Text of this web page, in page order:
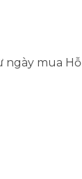
ngày mua Hỗ